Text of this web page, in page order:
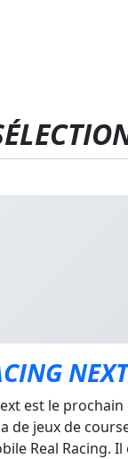
NEXT
est le
de jeux de
Real Racing. Il